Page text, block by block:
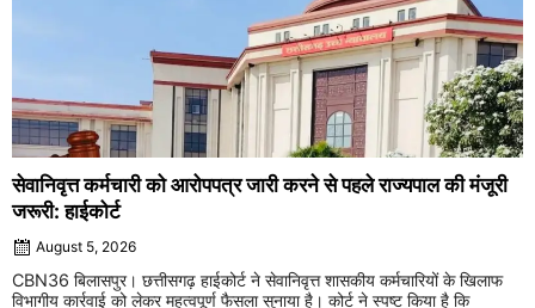
सेवानिवृत्त कर्मचारी को आरोपपत्र जारी करने से पहले राज्यपाल की मंजूरी
जरूरी: हाईकोर्ट
August 5, 2026
CBN36 बिलासपुर। छत्तीसगढ़ हाईकोर्ट ने सेवानिवृत्त शासकीय कर्मचारियों के खिलाफ
विभागीय कार्रवाई को लेकर महत्वपूर्ण फैसला सुनाया है। कोर्ट ने स्पष्ट किया है कि